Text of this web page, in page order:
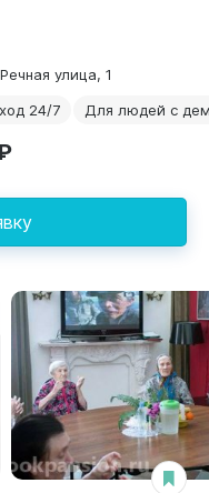
улица, 1
24/7 Для людей с